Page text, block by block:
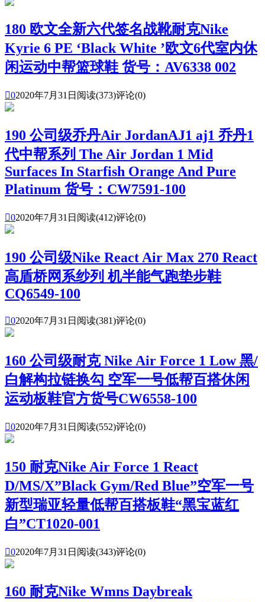
180 欧文全新六代签名战靴耐克Nike
Kyrie 6 PE ‘Black White ’欧文6代室内休
闲运动中帮篮球鞋 货号：AV6338 002
02020年7月31日 阅读(373)评论(0)
190 公司级乔丹Air JordanAJ1 aj1 乔丹1
代中帮系列 The Air Jordan 1 Mid
Surfaces In Starfish Orange And Pure
Platinum 货号：CW7591-100
02020年7月31日 阅读(412)评论(0)
190 公司级Nike React Air Max 270 React
高盾桥网系纱列 机半能气跑垫步鞋
CQ6549-100
02020年7月31日 阅读(381)评论(0)
160 公司级耐克 Nike Air Force 1 Low 黑/
白解构拉链换勾 空军一号低帮百搭休闲
运动板鞋官方货号CW6558-100
02020年7月31日 阅读(552)评论(0)
150 耐克Nike Air Force 1 React
D/MS/X”Black Gym/Red Blue”空军一号
新型瑞亚轻量低帮百搭板鞋“黑宝蓝红
白”CT1020-001
02020年7月31日 阅读(343)评论(0)
160 耐克Nike Wmns Daybreak